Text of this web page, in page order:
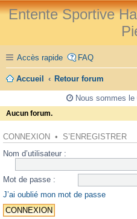
Entente Sportive
Accès rapide FAQ
Accueil Retour forum
Nous sommes
Aucun forum.
CONNEXION • S’ENREGISTRER
Nom d’utilisateur :
Mot de passe :
J’ai oublié mon mot de passe